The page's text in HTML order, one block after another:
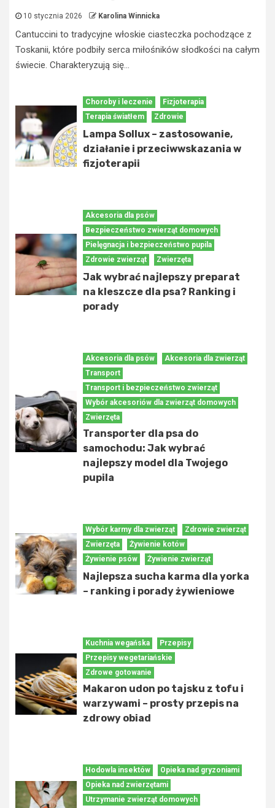
10 stycznia 2026 Karolina Winnicka
Cantuccini to tradycyjne włoskie ciasteczka pochodzące z
Toskanii, które podbiły serca miłośników słodkości na całym
świecie. Charakteryzują się...
Choroby i leczenie
Fizjoterapia
Terapia światłem
Zdrowie
Lampa Sollux – zastosowanie,
działanie i przeciwwskazania w
fizjoterapii
Akcesoria dla psów
Bezpieczeństwo zwierząt domowych
Pielęgnacja i bezpieczeństwo pupila
Zdrowie zwierząt
Zwierzęta
Jak wybrać najlepszy preparat
na kleszcze dla psa? Ranking i
porady
Akcesoria dla psów
Akcesoria dla zwierząt
Transport
Transport i bezpieczeństwo zwierząt
Wybór akcesoriów dla zwierząt domowych
Zwierzęta
Transporter dla psa do
samochodu: Jak wybrać
najlepszy model dla Twojego
pupila
Wybór karmy dla zwierząt
Zdrowie zwierząt
Zwierzęta
Żywienie kotów
Żywienie psów
Żywienie zwierząt
Najlepsza sucha karma dla yorka
– ranking i porady żywieniowe
Kuchnia wegańska
Przepisy
Przepisy wegetariańskie
Zdrowe gotowanie
Makaron udon po tajsku z tofu i
warzywami – prosty przepis na
zdrowy obiad
Hodowla insektów
Opieka nad gryzoniami
Opieka nad zwierzętami
Utrzymanie zwierząt domowych